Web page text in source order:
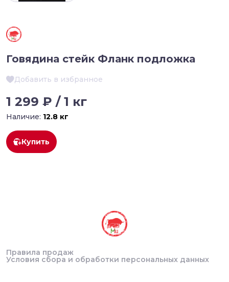
Говядина стейк Фланк подложка
Добавить в избранное
1 299 ₽ / 1 кг
Наличие: 12.8 кг
Купить
Правила продаж
Условия сбора и обработки персональных данных